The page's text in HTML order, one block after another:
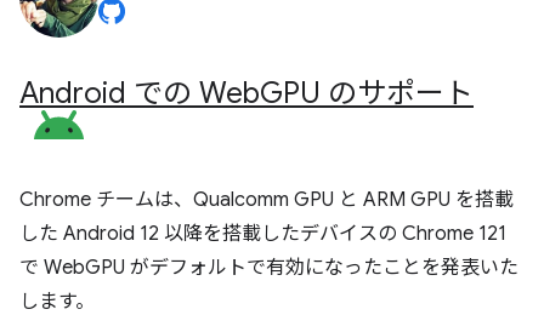
Android での WebGPU のサポート
Chrome チームは、Qualcomm GPU と ARM GPU を搭載
した Android 12 以降を搭載したデバイスの Chrome 121
で WebGPU がデフォルトで有効になったことを発表いた
します。